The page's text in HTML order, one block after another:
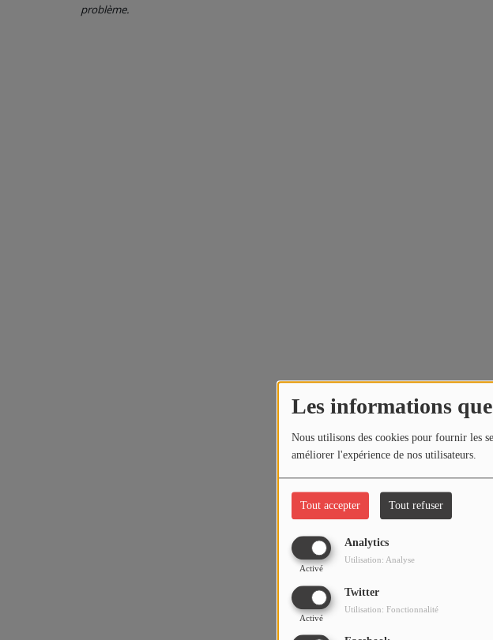
Les informations
Nous utilisons des cookies pour fournir les
améliorer l'expérience de nos utilisateurs.
Tout accepter Tout refuser
Analytics
Activé
Utilisation: Analyse
Twitter
Activé
Utilisation: Fonctionnalité
problème.